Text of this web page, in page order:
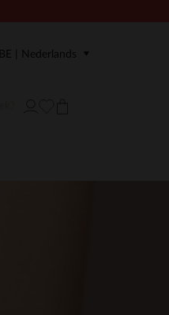
BE | Nederlands